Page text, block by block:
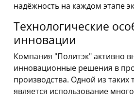
надёжность на каждом этапе
Технологические
инновации
Компания "Политэк" активно
инновационные решения в
производства. Одной из таких
является использование